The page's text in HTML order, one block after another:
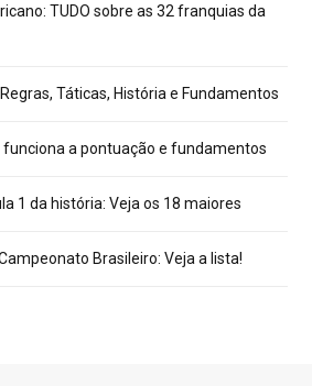
TUDO sobre as 32 franquias da
Táticas, História e Fundamentos
funciona a pontuação e fundamentos
1 da história: Veja os 18 maiores
Brasileiro: Veja a lista!